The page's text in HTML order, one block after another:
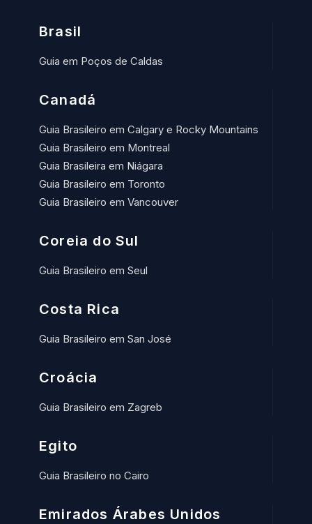
Brasil
Guia em Poços de Caldas
Canadá
Guia Brasileiro em Calgary e Rocky Mountains
Guia Brasileiro em Montreal
Guia Brasileira em Niágara
Guia Brasileiro em Toronto
Guia Brasileiro em Vancouver
Coreia do Sul
Guia Brasileiro em Seul
Costa Rica
Guia Brasileiro em San José
Croácia
Guia Brasileiro em Zagreb
Egito
Guia Brasileiro no Cairo
Emirados Árabes Unidos